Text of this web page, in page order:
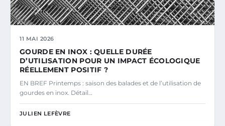
11 MAI 2026
GOURDE EN INOX : QUELLE DURÉE
D’UTILISATION POUR UN IMPACT ÉCOLOGIQUE
RÉELLEMENT POSITIF ?
EN BREF Printemps : saison des balades et de l’utilisation de
gourdes en inox. Détail…
JULIEN LEFÈVRE